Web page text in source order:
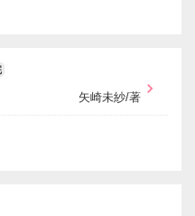
矢崎未紗/著